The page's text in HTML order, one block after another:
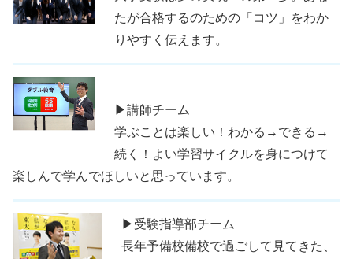
たが合格するのための「コツ」をわか
りやすく伝えます。
▶講師チーム
学ぶことは楽しい！わかる→できる→
続く！よい学習サイクルを身につけて
楽しんで学んでほしいと思っています。
▶受験指導部チーム
長年予備校備校で過ごして見てきた、